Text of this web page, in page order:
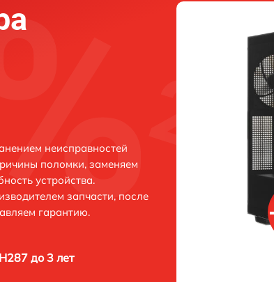
неисправностей
поломки, заменяем
устройства.
запчасти, после
гарантию.
до 3 лет